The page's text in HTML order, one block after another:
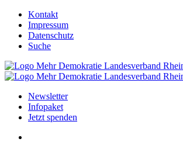
Kontakt
Impressum
Datenschutz
Suche
Newsletter
Infopaket
Jetzt spenden